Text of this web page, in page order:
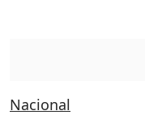
Nacional